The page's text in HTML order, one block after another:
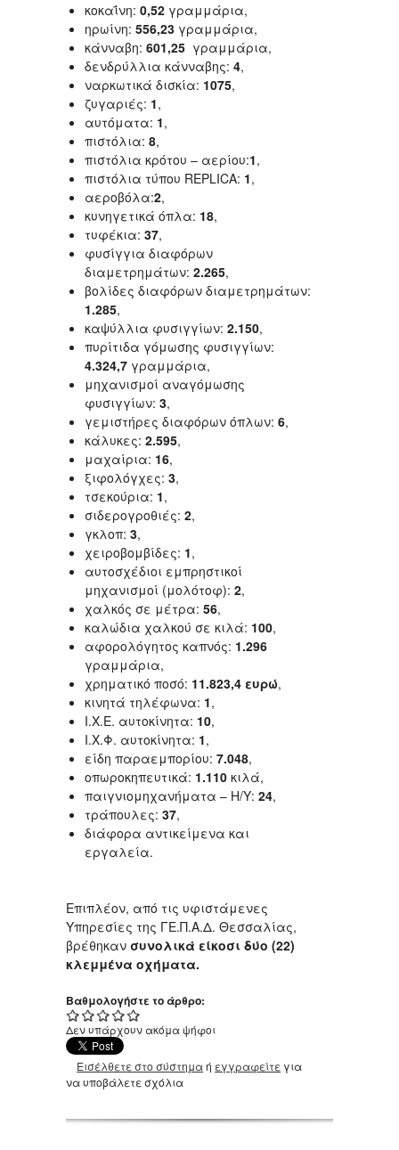
κοκαΐνη: 0,52 γραμμάρια,
ηρωίνη: 556,23 γραμμάρια,
κάνναβη: 601,25 γραμμάρια,
δενδρύλλια κάνναβης: 4,
ναρκωτικά δισκία: 1075,
ζυγαριές: 1,
αυτόματα: 1,
πιστόλια: 8,
πιστόλια κρότου – αερίου:1,
πιστόλια τύπου REPLICA: 1,
αεροβόλα:2,
κυνηγετικά όπλα: 18,
τυφέκια: 37,
φυσίγγια διαφόρων
διαμετρημάτων: 2.265,
βολίδες διαφόρων διαμετρημάτων:
1.285,
καψύλλια φυσιγγίων: 2.150,
πυρίτιδα γόμωσης φυσιγγίων:
4.324,7 γραμμάρια,
μηχανισμοί αναγόμωσης
φυσιγγίων: 3,
γεμιστήρες διαφόρων όπλων: 6,
κάλυκες: 2.595,
μαχαίρια: 16,
ξιφολόγχες: 3,
τσεκούρια: 1,
σιδερογροθιές: 2,
γκλοπ: 3,
χειροβομβίδες: 1,
αυτοσχέδιοι εμπρηστικοί
μηχανισμοί (μολότοφ): 2,
χαλκός σε μέτρα: 56,
καλώδια χαλκού σε κιλά: 100,
αφορολόγητος καπνός: 1.296
γραμμάρια,
χρηματικό ποσό: 11.823,4 ευρώ,
κινητά τηλέφωνα: 1,
I.X.E. αυτοκίνητα: 10,
Ι.Χ.Φ. αυτοκίνητα: 1,
είδη παραεμπορίου: 7.048,
οπωροκηπευτικά: 1.110 κιλά,
παιγνιομηχανήματα – Η/Υ: 24,
τράπουλες: 37,
διάφορα αντικείμενα και
εργαλεία.
Επιπλέον, από τις υφιστάμενες
Υπηρεσίες της ΓΕ.Π.Α.Δ. Θεσσαλίας,
βρέθηκαν συνολικά είκοσι δύο (22)
κλεμμένα οχήματα.
Βαθμολογήστε το άρθρο:
Δεν υπάρχουν ακόμα ψήφοι
Εισέλθετε στο σύστημαή εγγραφείτε για
να υποβάλετε σχόλια